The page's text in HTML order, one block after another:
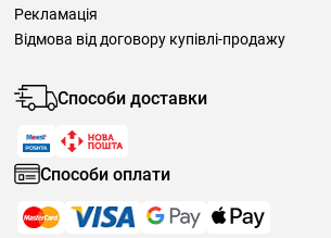
Рекламація
Відмова від договору купівлі-продажу
Способи доставки
Способи оплати